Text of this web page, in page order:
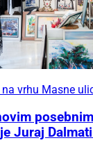
vrhu Masne
Juraj